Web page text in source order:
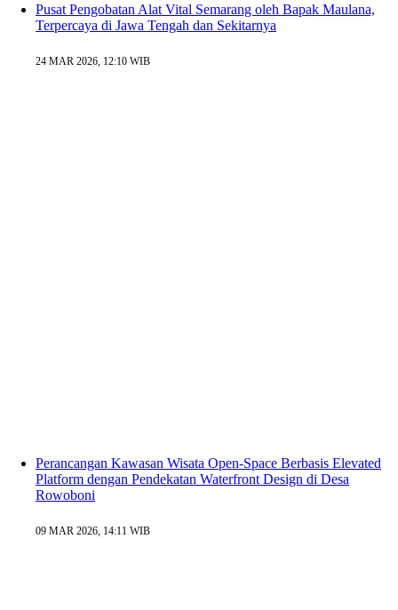
Pusat Pengobatan Alat Vital Semarang oleh Bapak Maulana,
Terpercaya di Jawa Tengah dan Sekitarnya
24 MAR 2026, 12:10 WIB
Perancangan Kawasan Wisata Open-Space Berbasis Elevated
Platform dengan Pendekatan Waterfront Design di Desa
Rowoboni
09 MAR 2026, 14:11 WIB